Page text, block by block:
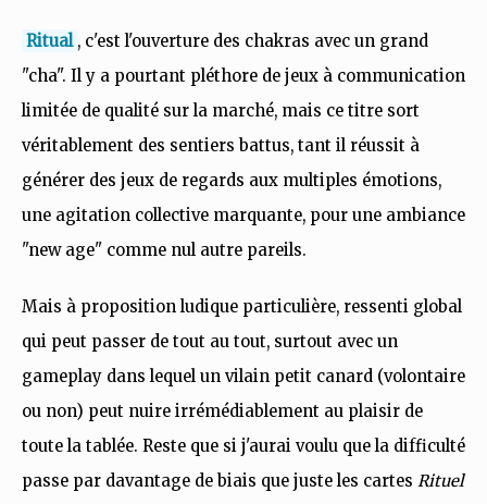
Ritual , c'est l'ouverture des chakras avec un grand
"cha". Il y a pourtant pléthore de jeux à communication
limitée de qualité sur la marché, mais ce titre sort
véritablement des sentiers battus, tant il réussit à
générer des jeux de regards aux multiples émotions,
une agitation collective marquante, pour une ambiance
"new age" comme nul autre pareils.
Mais à proposition ludique particulière, ressenti global
qui peut passer de tout au tout, surtout avec un
gameplay dans lequel un vilain petit canard (volontaire
ou non) peut nuire irrémédiablement au plaisir de
toute la tablée. Reste que si j'aurai voulu que la difficulté
passe par davantage de biais que juste les cartes Rituel